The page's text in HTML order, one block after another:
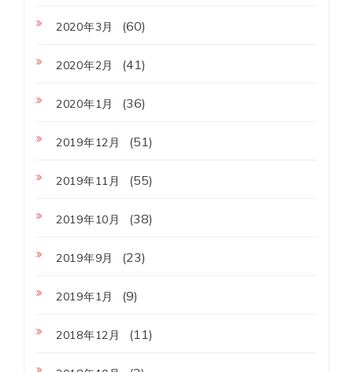
2020年3月 (60)
2020年2月 (41)
2020年1月 (36)
2019年12月 (51)
2019年11月 (55)
2019年10月 (38)
2019年9月 (23)
2019年1月 (9)
2018年12月 (11)